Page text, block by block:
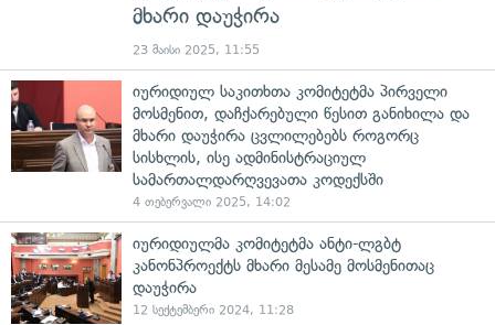
მხარი დაუჭირა
23 მაისი 2025, 11:55
იურიდიულ საკითხთა კომიტეტმა პირველი
მოსმენით, დაჩქარებული წესით განიხილა და
მხარი დაუჭირა ცვლილებებს როგორც
სისხლის, ისე ადმინისტრაციულ
სამართალდარღვევათა კოდექსში
4 თებერვალი 2025, 14:02
იურიდიულმა კომიტეტმა ანტი-ლგბტ
კანონპროექტს მხარი მესამე მოსმენითაც
დაუჭირა
12 სექტემბერი 2024, 11:28